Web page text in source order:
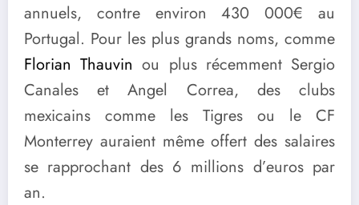
annuels, contre environ 430 000€ au
Portugal. Pour les plus grands noms, comme
Florian Thauvin ou plus récemment Sergio
Canales et Angel Correa, des clubs
mexicains comme les Tigres ou le CF
Monterrey auraient même offert des salaires
se rapprochant des 6 millions d’euros par
an.